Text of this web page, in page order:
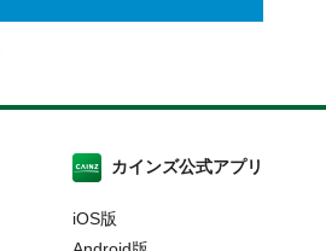
カインズ公式アプリ
iOS版